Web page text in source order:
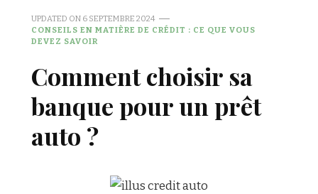
UPDATED ON 6 SEPTEMBRE 2024
CONSEILS EN MATIÈRE DE CRÉDIT : CE QUE VOUS
DEVEZ SAVOIR
Comment choisir sa
banque pour un prêt
auto ?